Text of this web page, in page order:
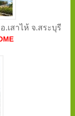
.เสาไห้ จ.สระบุรี